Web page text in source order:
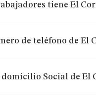
tiene El
de teléfono de
domicilio Social de